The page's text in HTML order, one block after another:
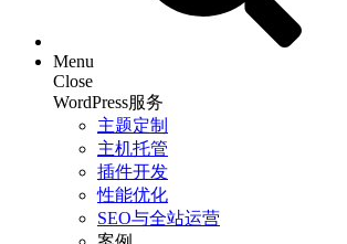
Menu
Close
WordPress服务
主题定制
主机托管
插件开发
性能优化
SEO与全站运营